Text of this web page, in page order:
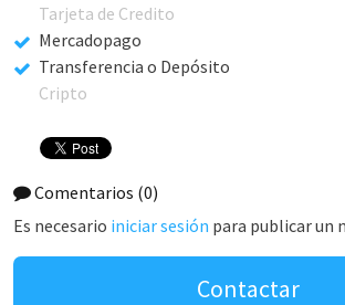
Tarjeta de Credito
Mercadopago
Transferencia o Depósito
Cripto
Comentarios (0)
Es necesario iniciar sesión para publicar un
Contactar